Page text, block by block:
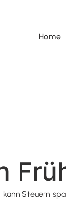
Home
Steuern